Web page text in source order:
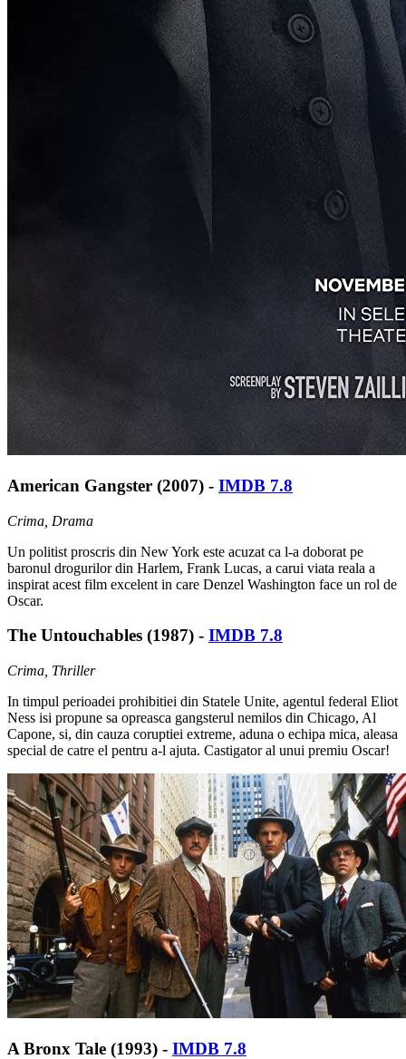
American Gangster (2007) - IMDB 7.8
Crima, Drama
Un politist proscris din New York este acuzat ca l-a doborat pe
baronul drogurilor din Harlem, Frank Lucas, a carui viata reala a
inspirat acest film excelent in care Denzel Washington face un rol de
Oscar.
The Untouchables (1987) - IMDB 7.8
Crima, Thriller
In timpul perioadei prohibitiei din Statele Unite, agentul federal Eliot
Ness isi propune sa opreasca gangsterul nemilos din Chicago, Al
Capone, si, din cauza coruptiei extreme, aduna o echipa mica, aleasa
special de catre el pentru a-l ajuta. Castigator al unui premiu Oscar!
A Bronx Tale (1993) - IMDB 7.8